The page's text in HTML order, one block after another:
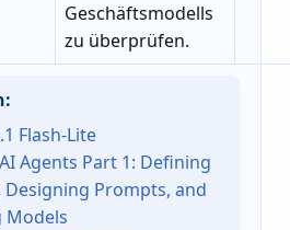
Geschäftsmodells
zu überprüfen.
Flash-Lite
Agents Part 1: Defining
Designing Prompts, and
Models